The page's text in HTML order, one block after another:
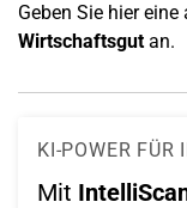
Geben Sie hier
Wirtschaftsgutan.
KI-POWER FÜR
Mit